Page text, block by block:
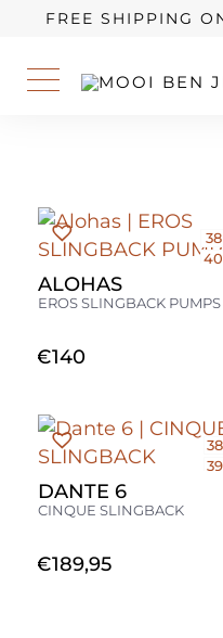
FREE SHIPPING
OUR STORY
ALOHAS
EROS SLINGBACK PUMPS
€140
38
40
DANTE 6
CINQUE SLINGBACK
€189,95
38
39